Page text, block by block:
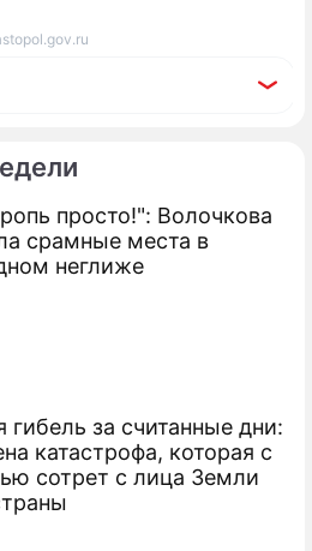
просто!": Волочкова
срамные места в
неглиже
гибель за считанные дни:
катастрофа, которая с
сотрет с лица Земли
Кличко провел